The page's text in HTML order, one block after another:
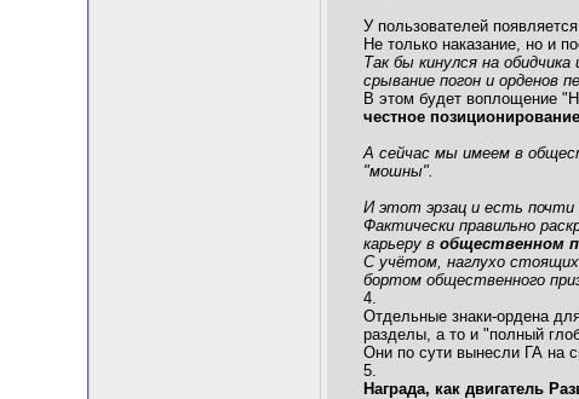
У пользователей
Не только наказание, но и
Так бы кинулся на
срывание погон и орденов
В этом будет воплощение
честное позиционирование
А сейчас мы имеем в
"мошны".
И этот эрзац и есть почти
Фактически правильно
карьеру в общественном
С учётом, наглухо
бортом общественного
4.
Отдельные знаки-ордена
разделы, а то и "полный
Они по сути вынесли ГА на
5.
Награда, как двигатель